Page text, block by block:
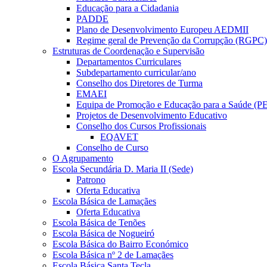
Educação para a Cidadania
PADDE
Plano de Desenvolvimento Europeu AEDMII
Regime geral de Prevenção da Corrupção (RGPC)
Estruturas de Coordenação e Supervisão
Departamentos Curriculares
Subdepartamento curricular/ano
Conselho dos Diretores de Turma
EMAEI
Equipa de Promoção e Educação para a Saúde
Projetos de Desenvolvimento Educativo
Conselho dos Cursos Profissionais
EQAVET
Conselho de Curso
O Agrupamento
Escola Secundária D. Maria II (Sede)
Patrono
Oferta Educativa
Escola Básica de Lamaçães
Oferta Educativa
Escola Básica de Tenões
Escola Básica de Nogueiró
Escola Básica do Bairro Económico
Escola Básica nº 2 de Lamaçães